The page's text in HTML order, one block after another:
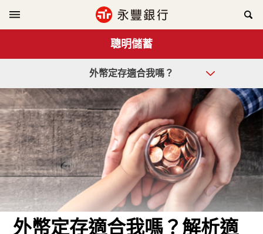
聰明儲蓄
外幣定存適合我嗎？
外幣定存適合我嗎？解析適